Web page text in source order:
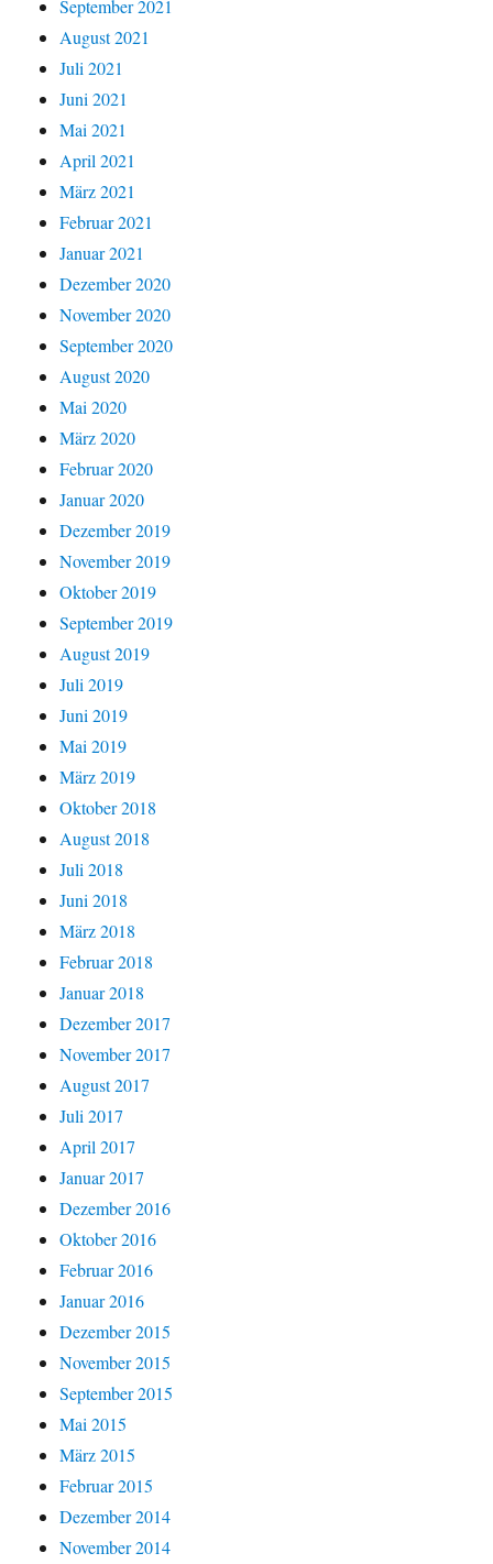
September 2021
August 2021
Juli 2021
Juni 2021
Mai 2021
April 2021
März 2021
Februar 2021
Januar 2021
Dezember 2020
November 2020
September 2020
August 2020
Mai 2020
März 2020
Februar 2020
Januar 2020
Dezember 2019
November 2019
Oktober 2019
September 2019
August 2019
Juli 2019
Juni 2019
Mai 2019
März 2019
Oktober 2018
August 2018
Juli 2018
Juni 2018
März 2018
Februar 2018
Januar 2018
Dezember 2017
November 2017
August 2017
Juli 2017
April 2017
Januar 2017
Dezember 2016
Oktober 2016
Februar 2016
Januar 2016
Dezember 2015
November 2015
September 2015
Mai 2015
März 2015
Februar 2015
Dezember 2014
November 2014